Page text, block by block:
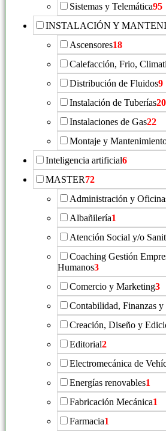
Sistemas y Telemática95
INSTALACIÓN Y
Ascensores18
Calefacción, Frio,
Distribución de Fluidos9
Instalación de Tuberías20
Instalaciones de Gas22
Montaje y
Inteligencia artificial6
MASTER72
Administración y
Albañilería1
Atención Social y/o
Coaching Gestión
Humanos3
Comercio y Marketing3
Contabilidad, Finanzas y
Creación, Diseño y
Editorial2
Electromecánica de
Energías renovables1
Fabricación Mecánica1
Farmacia1